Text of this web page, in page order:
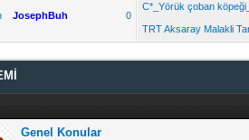
JosephBuh 0
C*_Yörük çoban
TRT Aksaray Malakli
Genel Konular